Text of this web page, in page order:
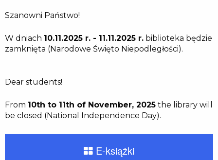
Szanowni Państwo!
W dniach 10.11.2025 r. - 11.11.2025 r. biblioteka będzie
zamknięta (Narodowe Święto Niepodległości).
Dear students!
From 10th to 11th of November, 2025 the library will
be closed (National Independence Day).
E-książki